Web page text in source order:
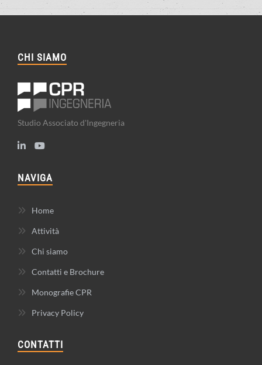
CHI SIAMO
Studio Associato d'Ingegneria
NAVIGA
Home
Attività
Chi siamo
Contatti e Brochure
Monografie CPR
Privacy Policy
CONTATTI